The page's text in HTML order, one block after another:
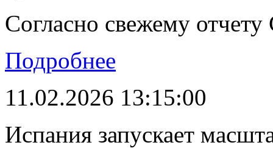
Согласно свежему
Подробнее
11.02.2026 13:15:00
Испания запускает